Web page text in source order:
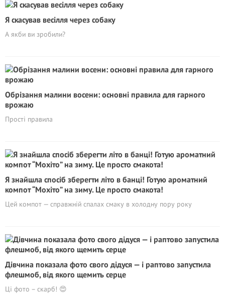
Я скасував весілля через собаку
А якби ви зробили?
Обрізання малини восени: основні правила для гарного
врожаю
Прості правила
Я знайшла спосіб зберегти літо в банці! Готую ароматний
компот “Мохіто” на зиму. Це просто смакота!
Цей компот — справжній спалах смаку в холодну пору року
Дівчина показала фото свого дідуся — і раптово запустила
флешмоб, від якого щемить серце
Ці фото – скарб! 😍